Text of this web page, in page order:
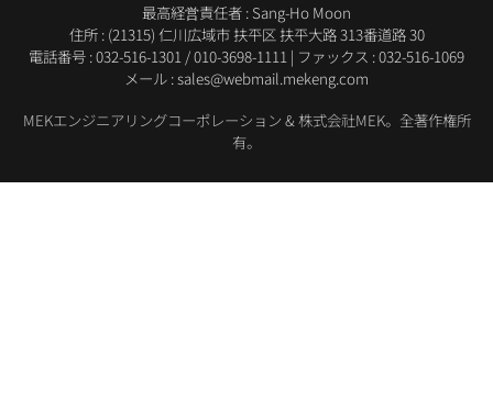
最高経営責任者 : Sang-Ho Moon
住所 : (21315) 仁川広域市 扶平区 扶平大路 313番道路 30
電話番号 :032-516-1301 /010-3698-1111 | ファックス : 032-516-1069
メール : sales@webmail.mekeng.com
MEKエンジニアリングコーポレーション & 株式会社MEK。全著作権所
有。